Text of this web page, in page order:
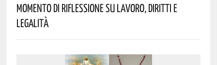
Momento Di Riflessione Su Lavoro, Diritti E
Legalità